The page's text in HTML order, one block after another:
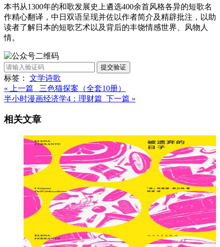
本书从1300年的和歌发展史上遴选400余首风格各异的短歌名
作精心翻译，中日双语呈现并佐以作者简介及精辟批注，以助
读者了解日本的短歌艺术以及背后的丰饶情感世界、风物人
情。
提交验证
标签： 文学诗歌
« 上一篇 三色猫探案（全套10册）
半小时漫画经济学4：理财篇 下一篇 »
相关文章